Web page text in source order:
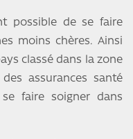
possible de se faire
moins chères. Ainsi
classé dans la zone
assurances santé
faire soigner dans